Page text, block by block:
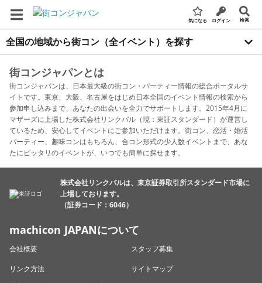
気になる ログイン 検索
全国の地域から街コン（全イベント）を探す
街コンジャパンとは
街コンジャパンは、日本最大級の街コン・パーティー情報の総合ポータルサ
イトです。東京、大阪、名古屋をはじめ日本全国のイベント情報の検索から
参加申し込みまで、あなたの出会いを全力でサポートします。2015年4月に
マザーズに上場した株式会社リンクバル（現：東証スタンダード）が運営し
ているため、安心してイベントにご参加いただけます。街コン、恋活・婚活
パーティー、趣味コンはもちろん、合コン形式の少人数イベントまで、あな
たにピッタリのイベントが、いつでも簡単に探せます。
株式会社リンクバルは、東京証券取引所スタンダード市場に
上場しております。
（証券コード：6046）
machicon JAPANについて
会社概要
スタッフ募集
リンク方法
サイトマップ